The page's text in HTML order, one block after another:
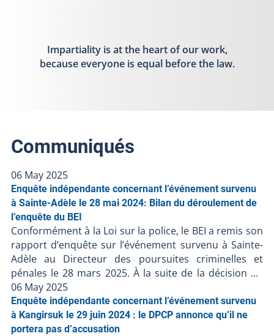
Impartiality is at the heart of our work,
because everyone is equal before the law.
Communiqués
06 May 2025
Enquête indépendante concernant l’événement survenu
à Sainte-Adèle le 28 mai 2024: Bilan du déroulement de
l’enquête du BEI
Conformément à la Loi sur la police, le BEI a remis son
rapport d’enquête sur l’événement survenu à Sainte-
Adèle au Directeur des poursuites criminelles et
pénales le 28 mars 2025. À la suite de la décision du
DPCP de ne pas porter d’accusation contre les
policiers impliqués, et en l’absence de faits nouveaux,
le BEI clôt le dossier BEI-240528-001. Résumé de
l’événement Le 28 mai 2024, une personne a été
06 May 2025
Enquête indépendante concernant l’événement survenu
à Kangirsuk le 29 juin 2024 : le DPCP annonce qu’il ne
portera pas d’accusation